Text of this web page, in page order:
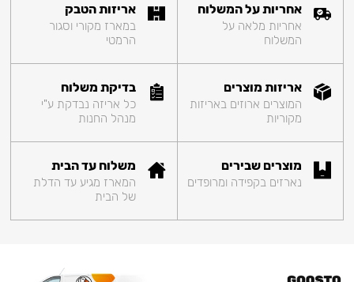
אחריות על המשלוח
אחריות מלאה על
המשלוח
אריזות הטבק
במארז מקורי וסגור
הרמטי
אריזות מוצרים
המוצרים ארוזים באריזות
מקוריות
בדיקת משלוח
כל אריזה נבדקת ע"י
מנהל החנות
מוצרים שבירים
נארזים בקפידה ומרופדים
משלוח עד הבית
המארז מגיע עד הדלת
של הבית